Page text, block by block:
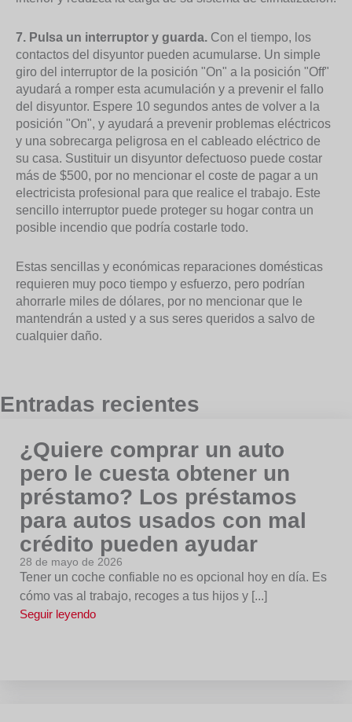
7. Pulsa un interruptor y guarda. Con el tiempo, los
contactos del disyuntor pueden acumularse. Un simple
giro del interruptor de la posición "On" a la posición "Off"
ayudará a romper esta acumulación y a prevenir el fallo
del disyuntor. Espere 10 segundos antes de volver a la
posición "On", y ayudará a prevenir problemas eléctricos
y una sobrecarga peligrosa en el cableado eléctrico de
su casa. Sustituir un disyuntor defectuoso puede costar
más de $500, por no mencionar el coste de pagar a un
electricista profesional para que realice el trabajo. Este
sencillo interruptor puede proteger su hogar contra un
posible incendio que podría costarle todo.
Estas sencillas y económicas reparaciones domésticas
requieren muy poco tiempo y esfuerzo, pero podrían
ahorrarle miles de dólares, por no mencionar que le
mantendrán a usted y a sus seres queridos a salvo de
cualquier daño.
Entradas recientes
¿Quiere comprar un auto
pero le cuesta obtener un
préstamo? Los préstamos
para autos usados con mal
crédito pueden ayudar
28 de mayo de 2026
Tener un coche confiable no es opcional hoy en día. Es
cómo vas al trabajo, recoges a tus hijos y [...]
Seguir leyendo